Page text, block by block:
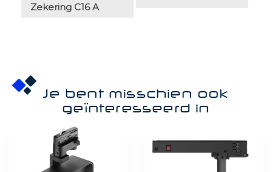
Zekering C16 A
Je bent misschien ook
geïnteresseerd in